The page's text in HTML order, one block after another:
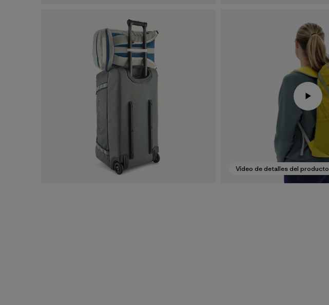
Vídeo de detalles del producto